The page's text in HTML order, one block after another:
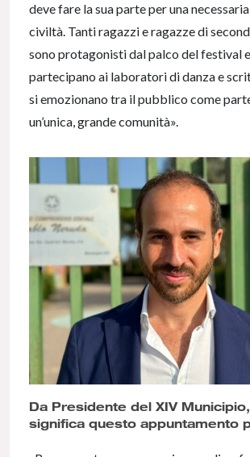
deve fare la sua parte per una
civiltà. Tanti ragazzi e ragazze di
sono protagonisti dal palco del festival
partecipano ai laboratori di danza e
si emozionano tra il pubblico come
un’unica, grande comunità».
Da Presidente del XIV
significa questo appuntamento